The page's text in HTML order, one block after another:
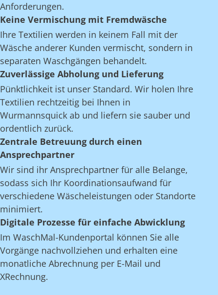
Anforderungen.
Keine Vermischung mit Fremdwäsche
Ihre Textilien werden in keinem Fall mit der
Wäsche anderer Kunden vermischt, sondern in
separaten Waschgängen behandelt.
Zuverlässige Abholung und Lieferung
Pünktlichkeit ist unser Standard. Wir holen Ihre
Textilien rechtzeitig bei Ihnen in
Wurmannsquick ab und liefern sie sauber und
ordentlich zurück.
Zentrale Betreuung durch einen
Ansprechpartner
Wir sind ihr Ansprechpartner für alle Belange,
sodass sich Ihr Koordinationsaufwand für
verschiedene Wäscheleistungen oder Standorte
minimiert.
Digitale Prozesse für einfache Abwicklung
Im WaschMal-Kundenportal können Sie alle
Vorgänge nachvollziehen und erhalten eine
monatliche Abrechnung per E-Mail und
XRechnung.